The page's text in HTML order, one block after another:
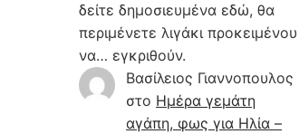
δείτε δημοσιευμένα εδώ, θα
περιμένετε λιγάκι προκειμένου
να… εγκριθούν.
Βασίλειος Γιαννοπουλος
στο Hμέρα γεμάτη
αγάπη, φως για Ηλία –